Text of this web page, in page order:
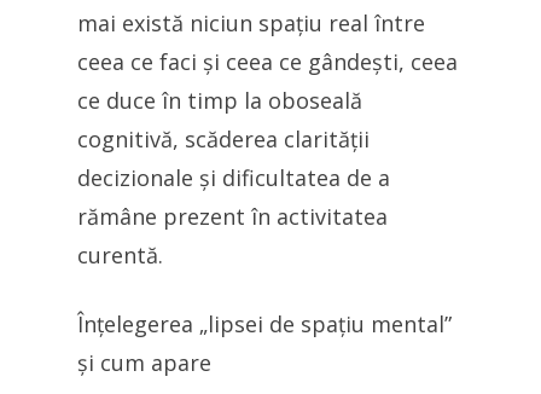
mai există niciun spațiu real între
ceea ce faci și ceea ce gândești, ceea
ce duce în timp la oboseală
cognitivă, scăderea clarității
decizionale și dificultatea de a
rămâne prezent în activitatea
curentă.
Înțelegerea „lipsei de spațiu mental”
și cum apare